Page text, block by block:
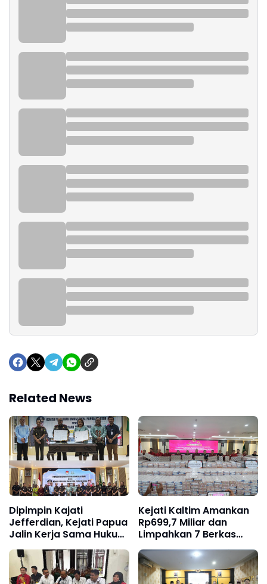
Related News
Dipimpin Kajati
Jefferdian, Kejati Papua
Jalin Kerja Sama Hukum
dengan KPU Papua
Selatan
Kejati Kaltim Amankan
Rp699,7 Miliar dan
Limpahkan 7 Berkas
Kasus Korupsi Tambang
JMB Group